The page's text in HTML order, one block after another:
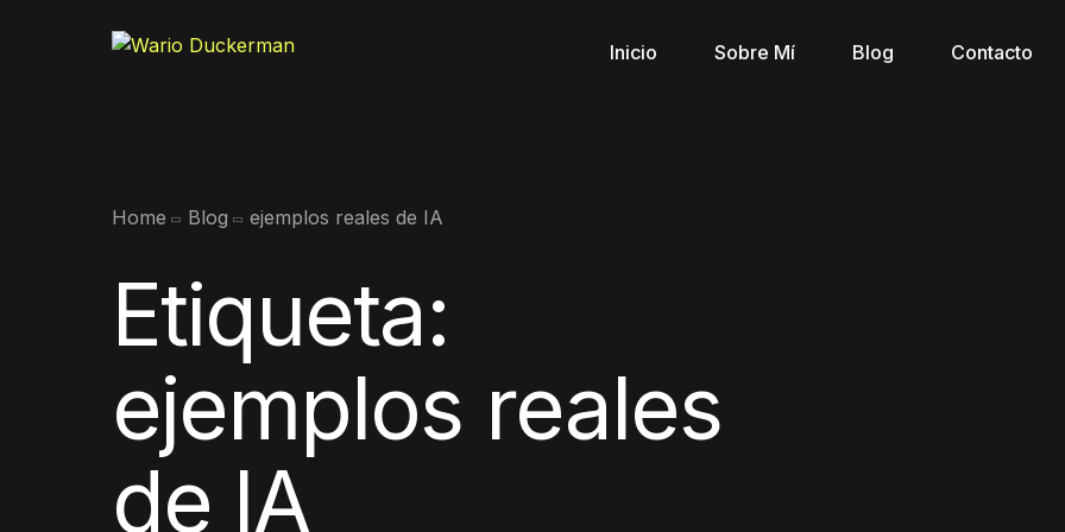
Inicio Sobre Mí Blog Contacto
Home Blog ejemplos reales de IA
Etiqueta:
ejemplos reales
de IA